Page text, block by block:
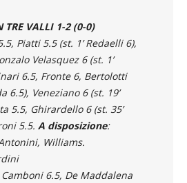
TRE VALLI 1-2 (0-0)
Piatti 5.5 (st. 1’ Redaelli 6),
Velasquez 6 (st. 1’
6.5, Fronte 6, Bertolotti
6.5), Veneziano 6 (st. 19’
5.5, Ghirardello 6 (st. 35’
5.5. A disposizione:
Williams.
6.5, De Maddalena